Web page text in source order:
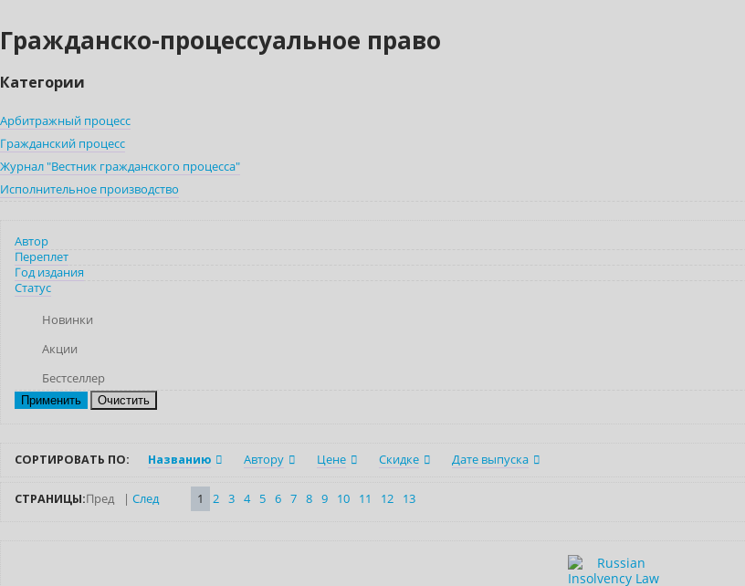
Гражданско-процессуальное право
Категории
Арбитражный процесс
Гражданский процесс
Журнал "Вестник гражданского процесса"
Исполнительное производство
Автор
Переплет
Год издания
Статус
Новинки
Акции
Бестселлер
Очистить
СОРТИРОВАТЬ ПО: Названию Автору Цене Скидке Дате выпуска
СТРАНИЦЫ:Пред | След 1 2 3 4 5 6 7 8 9 10 11 12 13